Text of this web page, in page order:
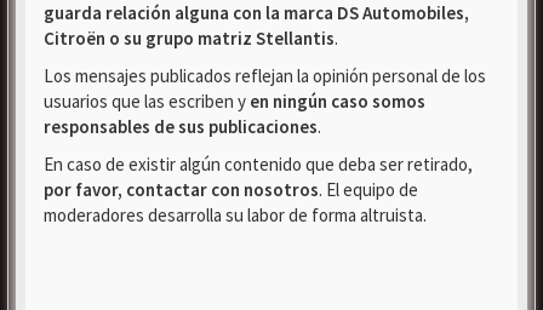
guarda relación alguna con la marca DS Automobiles,
Citroën o su grupo matriz Stellantis.
Los mensajes publicados reflejan la opinión personal de los
usuarios que las escriben y en ningún caso somos
responsables de sus publicaciones.
En caso de existir algún contenido que deba ser retirado,
por favor, contactar con nosotros. El equipo de
moderadores desarrolla su labor de forma altruista.